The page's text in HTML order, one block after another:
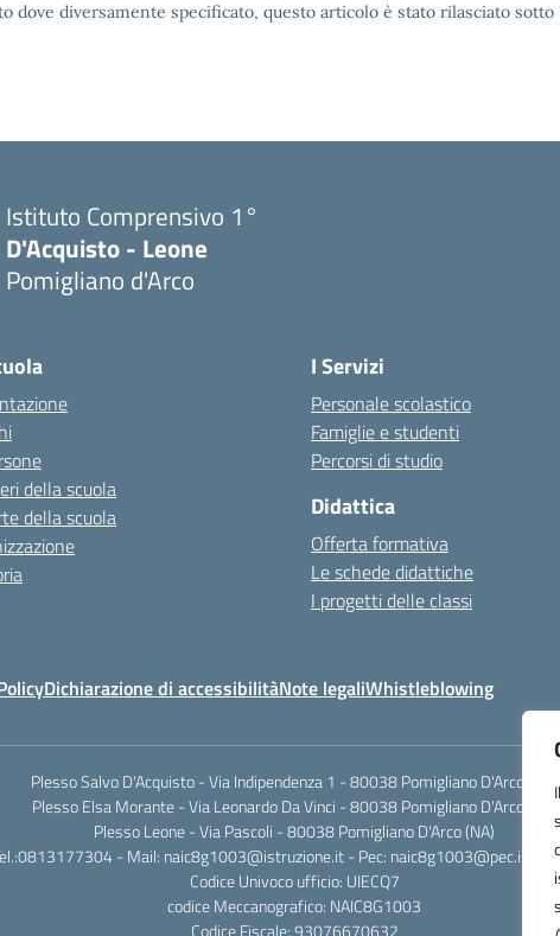
dove diversamente specificato, questo articolo è stato rilasciato
Istituto Comprensivo 1°
D'Acquisto - Leone
Pomigliano d'Arco
della scuola
della scuola
I Servizi
Personale scolastico
Famiglie e studenti
Percorsi di studio
Didattica
Offerta formativa
Le schede didattiche
I progetti delle classi
Dichiarazione di accessibilitàNote legaliWhistleblowing
Plesso Salvo D'Acquisto - Via Indipendenza 1 - 80038 Pomigliano D'Arco (NA)
Plesso Elsa Morante - Via Leonardo Da Vinci - 80038 Pomigliano D'Arco (NA)
Plesso Leone - Via Pascoli - 80038 Pomigliano D'Arco (NA)
- Mail: naic8g1003@istruzione.it - Pec:
Codice Univoco ufficio: UIECQ7
codice Meccanografico: NAIC8G1003
Codice Fiscale: 93076670632